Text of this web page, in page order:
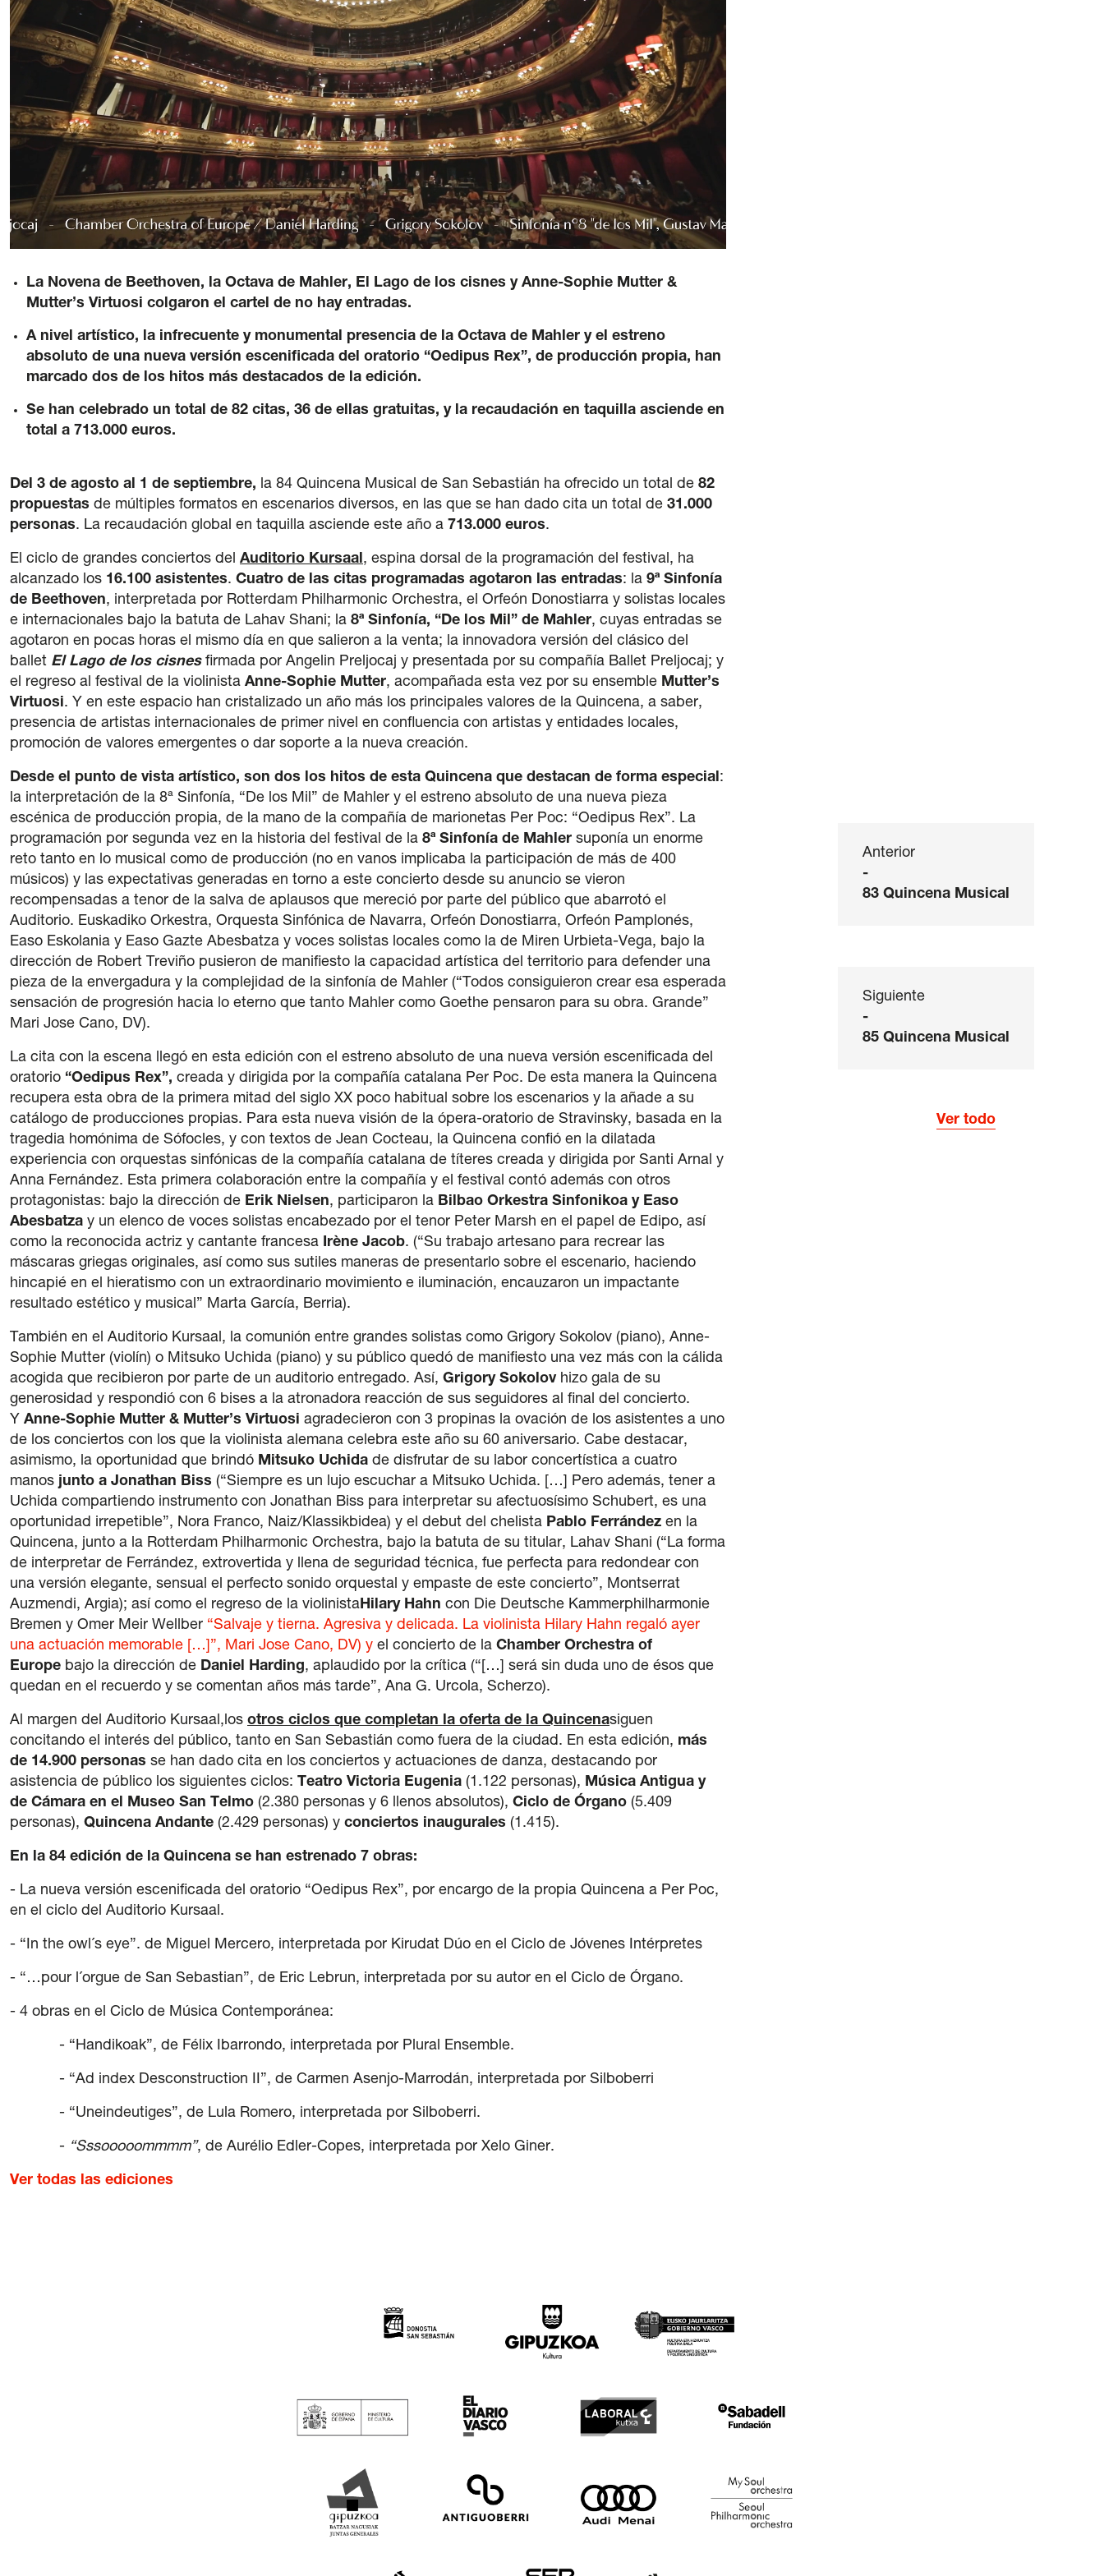
La Quincena Verde
Transparencia / Contratación / Política lingüística / Aviso legal / Política de privacidad
generales de compra de entradas / Canal de denuncias
La Novena de Beethoven, la Octava de Mahler, El Lago de los cisnes y Anne-Sophie Mutter &
Mutter’s Virtuosi colgaron el cartel de no hay entradas.
A nivel artístico, la infrecuente y monumental presencia de la Octava de Mahler y el estreno
absoluto de una nueva versión escenificada del oratorio “Oedipus Rex”, de producción propia, han
marcado dos de los hitos más destacados de la edición.
Se han celebrado un total de 82 citas, 36 de ellas gratuitas, y la recaudación en taquilla asciende en
total a 713.000 euros.
Del 3 de agosto al 1 de septiembre, la 84 Quincena Musical de San Sebastián ha ofrecido un total de 82
propuestas de múltiples formatos en escenarios diversos, en las que se han dado cita un total de 31.000
personas. La recaudación global en taquilla asciende este año a 713.000 euros.
El ciclo de grandes conciertos del Auditorio Kursaal , espina dorsal de la programación del festival, ha
alcanzado los 16.100 asistentes. Cuatro de las citas programadas agotaron las entradas: la 9ª Sinfonía
de Beethoven, interpretada por Rotterdam Philharmonic Orchestra, el Orfeón Donostiarra y solistas locales
e internacionales bajo la batuta de Lahav Shani; la 8ª Sinfonía, “De los Mil” de Mahler, cuyas entradas se
agotaron en pocas horas el mismo día en que salieron a la venta; la innovadora versión del clásico del
ballet El Lago de los cisnesfirmada por Angelin Preljocaj y presentada por su compañía Ballet Preljocaj; y
el regreso al festival de la violinista Anne-Sophie Mutter, acompañada esta vez por su ensemble Mutter’s
Virtuosi. Y en este espacio han cristalizado un año más los principales valores de la Quincena, a saber,
presencia de artistas internacionales de primer nivel en confluencia con artistas y entidades locales,
promoción de valores emergentes o dar soporte a la nueva creación.
Desde el punto de vista artístico, son dos los hitos de esta Quincena que destacan de forma especial :
la interpretación de la 8ª Sinfonía, “De los Mil” de Mahler y el estreno absoluto de una nueva pieza
escénica de producción propia, de la mano de la compañía de marionetas Per Poc: “Oedipus Rex”. La
programación por segunda vez en la historia del festival de la 8ª Sinfonía de Mahler suponía un enorme
reto tanto en lo musical como de producción (no en vanos implicaba la participación de más de 400
músicos) y las expectativas generadas en torno a este concierto desde su anuncio se vieron
recompensadas a tenor de la salva de aplausos que mereció por parte del público que abarrotó el
Auditorio. Euskadiko Orkestra, Orquesta Sinfónica de Navarra, Orfeón Donostiarra, Orfeón Pamplonés,
Easo Eskolania y Easo Gazte Abesbatza y voces solistas locales como la de Miren Urbieta-Vega, bajo la
dirección de Robert Treviño pusieron de manifiesto la capacidad artística del territorio para defender una
pieza de la envergadura y la complejidad de la sinfonía de Mahler (“Todos consiguieron crear esa esperada
sensación de progresión hacia lo eterno que tanto Mahler como Goethe pensaron para su obra. Grande”
Mari Jose Cano, DV).
La cita con la escena llegó en esta edición con el estreno absoluto de una nueva versión escenificada del
oratorio “Oedipus Rex”, creada y dirigida por la compañía catalana Per Poc. De esta manera la Quincena
recupera esta obra de la primera mitad del siglo XX poco habitual sobre los escenarios y la añade a su
catálogo de producciones propias. Para esta nueva visión de la ópera-oratorio de Stravinsky, basada en la
tragedia homónima de Sófocles, y con textos de Jean Cocteau, la Quincena confió en la dilatada
experiencia con orquestas sinfónicas de la compañía catalana de títeres creada y dirigida por Santi Arnal y
Anna Fernández. Esta primera colaboración entre la compañía y el festival contó además con otros
protagonistas: bajo la dirección de Erik Nielsen, participaron la Bilbao Orkestra Sinfonikoa y Easo
Abesbatza y un elenco de voces solistas encabezado por el tenor Peter Marsh en el papel de Edipo, así
como la reconocida actriz y cantante francesa
Irène Jacob. (“Su trabajo artesano para recrear las
máscaras griegas originales, así como sus sutiles maneras de presentarlo sobre el escenario, haciendo
hincapié en el hieratismo con un extraordinario movimiento e iluminación, encauzaron un impactante
resultado estético y musical” Marta García, Berria).
También en el Auditorio Kursaal, la comunión entre grandes solistas como Grigory Sokolov (piano), Anne-
Sophie Mutter (violín) o Mitsuko Uchida (piano) y su público quedó de manifiesto una vez más con la cálida
acogida que recibieron por parte de un auditorio entregado. Así, Grigory Sokolovhizo gala de su
generosidad y respondió con 6 bises a la atronadora reacción de sus seguidores al final del concierto.
Y Anne-Sophie Mutter & Mutter’s Virtuosi agradecieron con 3 propinas la ovación de los asistentes a uno
de los conciertos con los que la violinista alemana celebra este año su 60 aniversario. Cabe destacar,
asimismo, la oportunidad que brindó Mitsuko Uchida de disfrutar de su labor concertística a cuatro
manos junto a Jonathan Biss (“Siempre es un lujo escuchar a Mitsuko Uchida. […] Pero además, tener a
Uchida compartiendo instrumento con Jonathan Biss para interpretar su afectuosísimo Schubert, es una
oportunidad irrepetible”, Nora Franco, Naiz/Klassikbidea) y el debut del chelista Pablo Ferrández en la
Quincena, junto a la Rotterdam Philharmonic Orchestra, bajo la batuta de su titular, Lahav Shani (“La forma
de interpretar de Ferrández, extrovertida y llena de seguridad técnica, fue perfecta para redondear con
una versión elegante, sensual el perfecto sonido orquestal y empaste de este concierto”, Montserrat
Auzmendi, Argia); así como el regreso de la violinista Hilary Hahn con Die Deutsche Kammerphilharmonie
Bremen y Omer Meir Wellber “Salvaje y tierna. Agresiva y delicada. La violinista Hilary Hahn regaló ayer
una actuación memorable […]”, Mari Jose Cano, DV) y el concierto de la Chamber Orchestra of
Europe bajo la dirección de Daniel Harding, aplaudido por la crítica (“[…] será sin duda uno de ésos que
quedan en el recuerdo y se comentan años más tarde”, Ana G. Urcola, Scherzo).
Al margen del Auditorio Kursaal,los otros ciclos que completan la oferta de la Quincenasiguen
concitando el interés del público, tanto en San Sebastián como fuera de la ciudad. En esta edición, más
de 14.900 personas se han dado cita en los conciertos y actuaciones de danza, destacando por
asistencia de público los siguientes ciclos: Teatro Victoria Eugenia (1.122 personas), Música Antigua y
de Cámara en el Museo San Telmo (2.380 personas y 6 llenos absolutos), Ciclo de Órgano (5.409
personas), Quincena Andante (2.429 personas) y conciertos inaugurales (1.415).
En la 84 edición de la Quincena se han estrenado 7 obras:
- La nueva versión escenificada del oratorio “Oedipus Rex”, por encargo de la propia Quincena a Per Poc,
en el ciclo del Auditorio Kursaal.
- “In the owl´s eye”. de Miguel Mercero, interpretada por Kirudat Dúo en el Ciclo de Jóvenes Intérpretes
- “…pour l´orgue de San Sebastian”, de Eric Lebrun, interpretada por su autor en el Ciclo de Órgano.
- 4 obras en el Ciclo de Música Contemporánea:
- “Handikoak”, de Félix Ibarrondo, interpretada por Plural Ensemble.
- “Ad index Desconstruction II”, de Carmen Asenjo-Marrodán, interpretada por Silboberri
- “Uneindeutiges”, de Lula Romero, interpretada por Silboberri.
- “Sssooooommmm”, de Aurélio Edler-Copes, interpretada por Xelo Giner.
Ver todas las ediciones
Anterior
-
83 Quincena Musical
Siguiente
-
85 Quincena Musical
Ver todo